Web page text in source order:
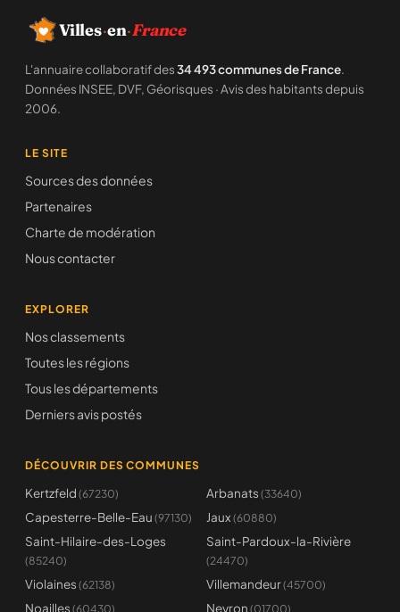
Villes·en·France
L'annuaire collaboratif des34 493 communes de France.
Données INSEE, DVF, Géorisques · Avis des habitants depuis
2006.
LE SITE
Sources des données
Partenaires
Charte de modération
Nous contacter
EXPLORER
Nos classements
Toutes les régions
Tous les départements
Derniers avis postés
DÉCOUVRIR DES COMMUNES
Kertzfeld (67230) Arbanats (33640)
Capesterre-Belle-Eau (97130) Jaux (60880)
Saint-Hilaire-des-Loges
(85240)
Saint-Pardoux-la-Rivière
(24470)
Violaines (62138) Villemandeur(45700)
Noailles (60430) Neyron (01700)